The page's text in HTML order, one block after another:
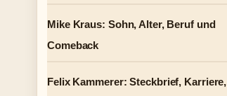
Mike Kraus: Sohn, Alter, Beruf und
Comeback
Felix Kammerer: Steckbrief, Karriere,